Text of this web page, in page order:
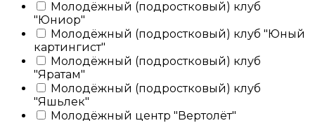
Молодёжный (подростковый) клуб
"Юниор"
Молодёжный (подростковый) клуб "Юный
картингист"
Молодёжный (подростковый) клуб
"Яратам"
Молодёжный (подростковый) клуб
"Яшьлек"
Молодёжный центр "Вертолёт"